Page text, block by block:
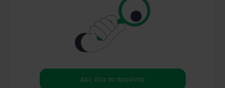
Δες όλα τα προϊόντα